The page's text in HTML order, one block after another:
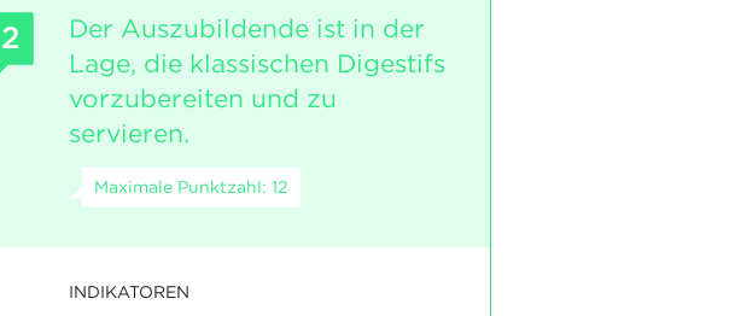
2
Der Auszubildende ist in der
Lage, die klassischen Digestifs
vorzubereiten und zu
servieren.
Maximale Punktzahl: 12
INDIKATOREN